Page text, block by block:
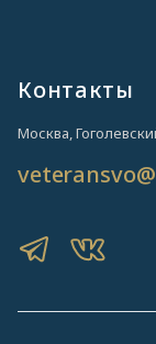
Контакты
Москва,